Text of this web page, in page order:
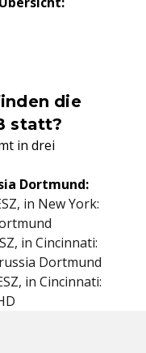
die
statt?
in drei
Dortmund:
in New York:
in Cincinnati:
Dortmund
in Cincinnati: